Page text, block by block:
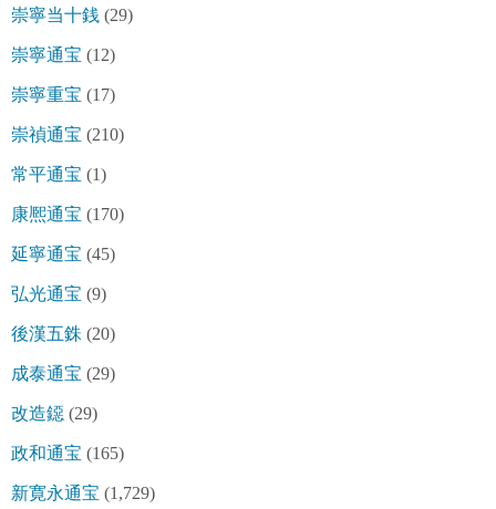
崇寧当十銭 (29)
崇寧通宝 (12)
崇寧重宝 (17)
崇禎通宝 (210)
常平通宝 (1)
康熈通宝 (170)
延寧通宝 (45)
弘光通宝 (9)
後漢五銖 (20)
成泰通宝 (29)
改造鐚 (29)
政和通宝 (165)
新寛永通宝 (1,729)